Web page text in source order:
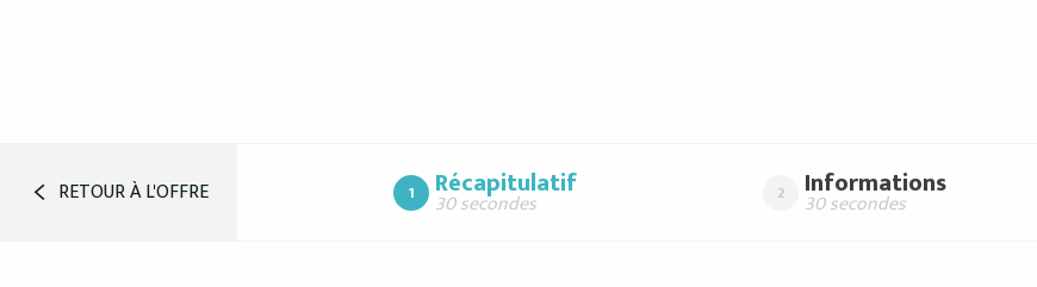
RETOUR À L'OFFRE 1 Récapitulatif
30 secondes 2 Informations
30 secondes